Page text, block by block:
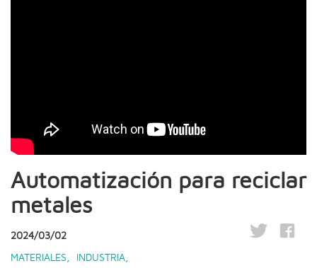
Automatización para reciclar
metales
2024/03/02
MATERIALES INDUSTRIA